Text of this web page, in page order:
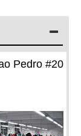
Pedro #20